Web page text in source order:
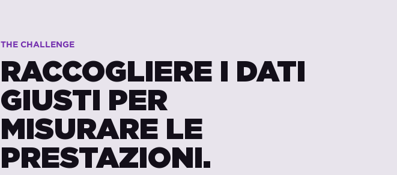
THE CHALLENGE
RACCOGLIERE I DATI
GIUSTI PER
MISURARE LE
PRESTAZIONI.